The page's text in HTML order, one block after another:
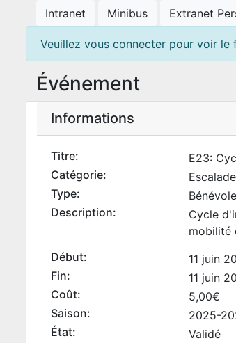
Intranet Minibus Extranet
Veuillez vous connecter pour voir le
Événement
Informations
Titre:
E23:
Catégorie:
Escalade
Type:
Bénévole
Description:
Cycle
mobilité
Début:
11 juin
Fin:
11 juin
Coût:
5,00€
Saison:
2025-
État:
Validé